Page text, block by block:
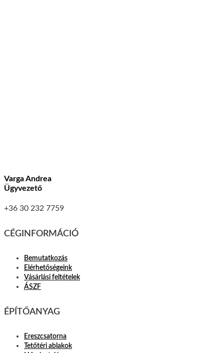
Varga Andrea
Ügyvezető
+36 30 232 7759
CÉGINFORMÁCIÓ
Bemutatkozás
Elérhetőségeink
Vásárlási feltételek
ÁSZF
ÉPÍTŐANYAG
Ereszcsatorna
Tetőtéri ablakok